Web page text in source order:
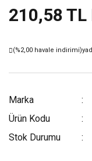
210,58
(%2,00 havale indirimi)
Marka
Ürün Kodu
Stok Durumu